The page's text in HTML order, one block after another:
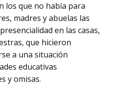
los que no había para
madres y abuelas las
en las casas,
que hicieron
a una situación
educativas
y omisas.